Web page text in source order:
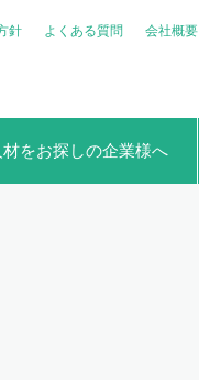
針 よくある質問 会社概要
材をお探しの企業様へ